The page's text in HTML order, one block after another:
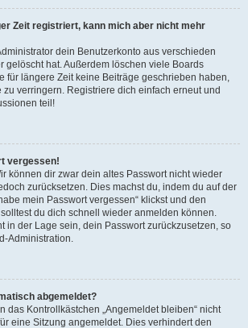
Zeit registriert, kann mich aber nicht mehr
dein Benutzerkonto aus verschieden
gelöscht hat. Außerdem löschen viele Boards
für längere Zeit keine Beiträge geschrieben haben,
verringern. Registriere dich einfach erneut und
teil!
vergessen!
können dir zwar dein altes Passwort nicht wieder
zurücksetzen. Dies machst du, indem du auf der
mein Passwort vergessen“ klickst und den
du dich schnell wieder anmelden können.
in der Lage sein, dein Passwort zurückzusetzen, so
Administration.
abgemeldet?
das Kontrollkästchen „Angemeldet bleiben“ nicht
eine Sitzung angemeldet. Dies verhindert den